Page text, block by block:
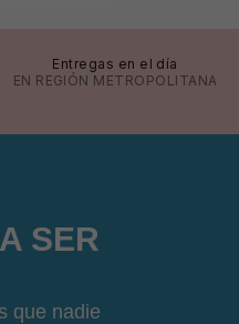
Entregas en el día
EN REGIÓN METROPOLITANA
SER
que nadie
👙